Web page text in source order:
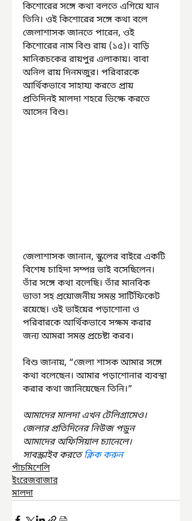
কিশোরের সঙ্গে কথা বলতে এগিয়ে যান
তিনি। ওই কিশোরের সঙ্গে কথা বলে
জেলাশাসক জানতে পারেন, ওই
কিশোরের নাম বিশু রায় (১৫)। বাড়ি
মানিকচকের রায়পুর এলাকায়। বাবা
অনিল রায় দিনমজুর। পরিবারকে
আর্থিকভাবে সাহায্য করতে প্রায়
প্রতিদিনই মালদা শহরে ভিক্ষে করতে
আসেন বিশু।
জেলাশাসক জানান, স্কুলের বাইরে একটি
বিশেষ চাহিদা সম্পন্ন ভাই বসেছিলেন।
তাঁর সঙ্গে কথা বলেছি। তাঁর মানবিক
ভাতা সহ প্রয়োজনীয় সমস্ত সার্টিফিকেট
রয়েছে। ওই ভাইয়ের পড়াশোনা ও
পরিবারকে আর্থিকভাবে সক্ষম করার
জন্য আমরা সমস্ত প্রচেষ্টা করব।
বিশু জানায়, “জেলা শাসক আমার সঙ্গে
কথা বলেছেন। আমার পড়াশোনার ব্যবস্থা
করার কথা জানিয়েছেন তিনি।”
আমাদের মালদা এখন টেলিগ্রামেও।
জেলার প্রতিদিনের নিউজ পড়ুন
আমাদের অফিসিয়াল চ্যানেলে।
সাবস্ক্রাইব করতে ক্লিক করুন
পাঁচমিশেলি
ইংরেজবাজার
মালদা